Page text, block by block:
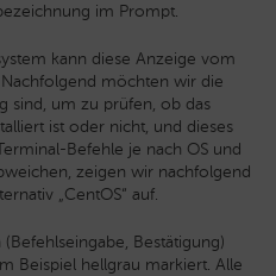
im Prompt.
kann diese Anzeige vom
möchten wir die
sind, um zu prüfen, ob das
ist oder nicht, und dieses
Befehle je nach OS und
zeigen wir nachfolgend
„CentOS“ auf.
Bestätigung)
Beispiel hellgrau markiert. Alle